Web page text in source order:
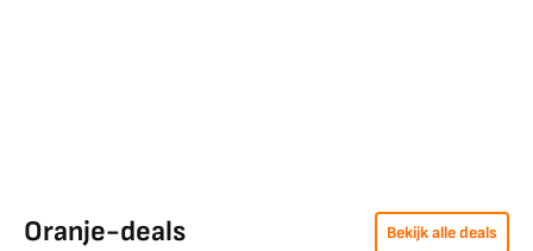
Oranje-deals Bekijk alle deals